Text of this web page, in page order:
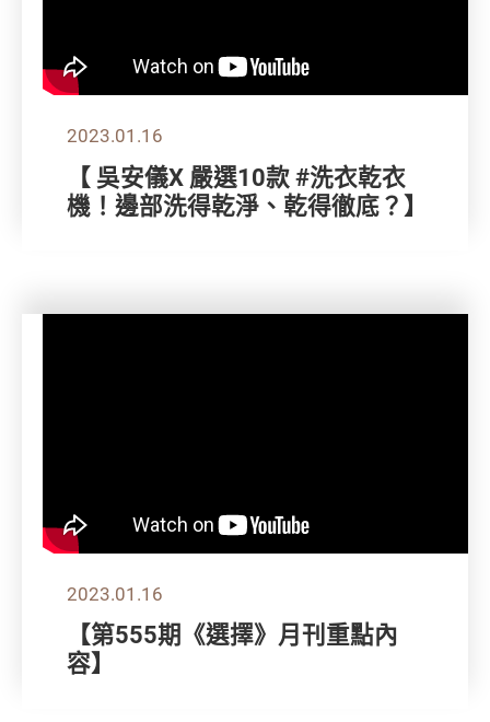
2023.01.16
【 吳安儀X 嚴選10款 #洗衣乾衣
機！邊部洗得乾淨、乾得徹底？】
2023.01.16
【第555期《選擇》月刊重點內
容】